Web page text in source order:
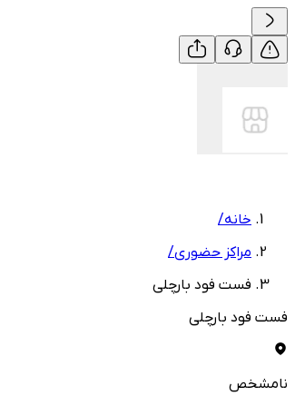
خانه/
مراکز حضوری/
فست فود بارچلی
فست فود بارچلی
نامشخص